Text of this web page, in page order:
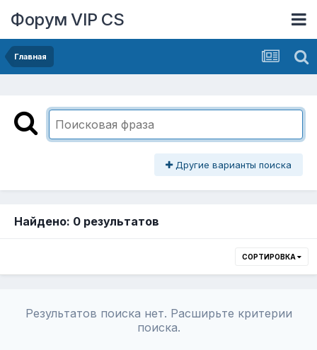
Форум VIP CS
Главная
Другие варианты поиска
Найдено: 0 результатов
СОРТИРОВКА
Результатов поиска нет. Расширьте критерии
поиска.